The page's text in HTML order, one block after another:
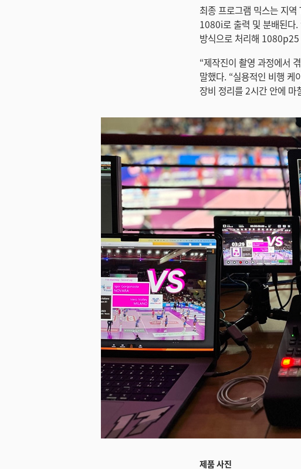
최종 프로그램 믹스는 지
1080i로 출력 및 분배된다.
방식으로 처리해 1080p25
“제작진이 촬영 과정에서
말했다. “실용적인 비행
장비 정리를 2시간 안에 마
제품 사진